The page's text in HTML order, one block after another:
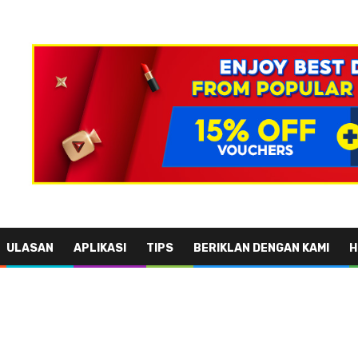
ULASAN APLIKASI TIPS BERIKLAN DENGAN KAMI